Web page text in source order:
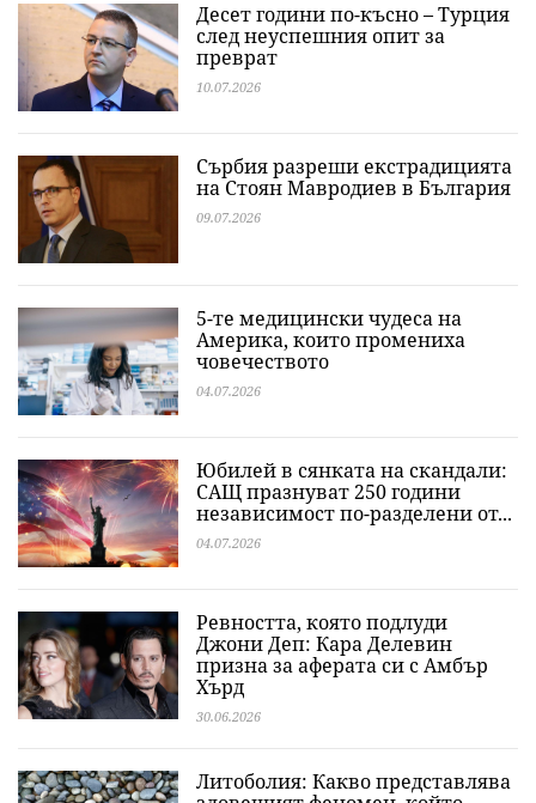
Десет години по-късно – Турция
след неуспешния опит за
преврат
10.07.2026
Сърбия разреши екстрадицията
на Стоян Мавродиев в България
09.07.2026
5-те медицински чудеса на
Америка, които промениха
човечеството
04.07.2026
Юбилей в сянката на скандали:
САЩ празнуват 250 години
независимост по-разделени от...
04.07.2026
Ревността, която подлуди
Джони Деп: Кара Делевин
призна за аферата си с Амбър
Хърд
30.06.2026
Литоболия: Какво представлява